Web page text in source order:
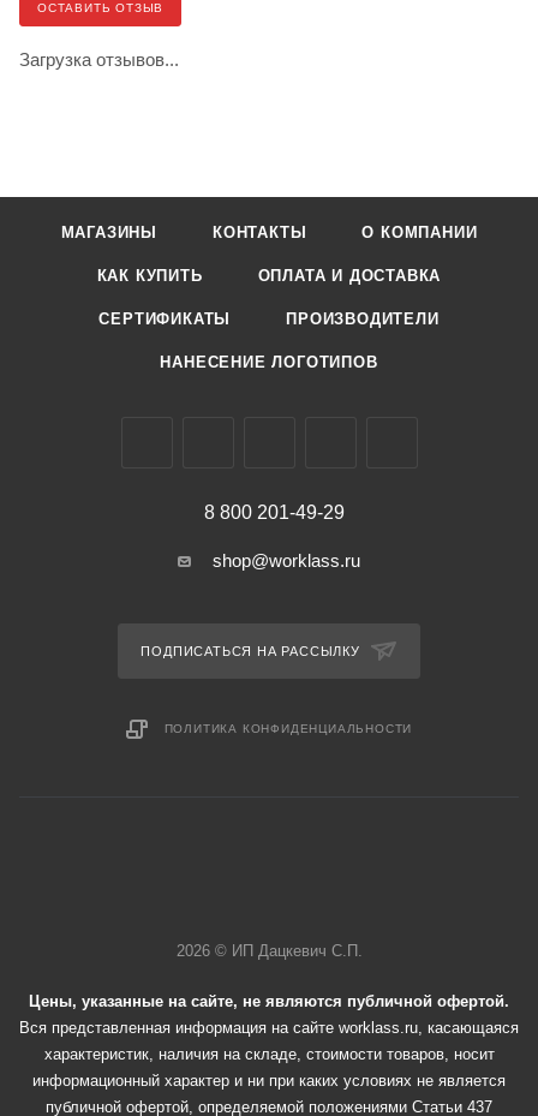
ОСТАВИТЬ ОТЗЫВ
Загрузка отзывов...
МАГАЗИНЫ КОНТАКТЫ О КОМПАНИИ
КАК КУПИТЬ ОПЛАТА И ДОСТАВКА
СЕРТИФИКАТЫ ПРОИЗВОДИТЕЛИ
НАНЕСЕНИЕ ЛОГОТИПОВ
8 800 201-49-29
shop@worklass.ru
ПОДПИСАТЬСЯ НА РАССЫЛКУ
ПОЛИТИКА КОНФИДЕНЦИАЛЬНОСТИ
2026 © ИП Дацкевич С.П.
Цены, указанные на сайте, не являются публичной офертой.
Вся представленная информация на сайте worklass.ru, касающаяся
характеристик, наличия на складе, стоимости товаров, носит
информационный характер и ни при каких условиях не является
публичной офертой, определяемой положениями Статьи 437